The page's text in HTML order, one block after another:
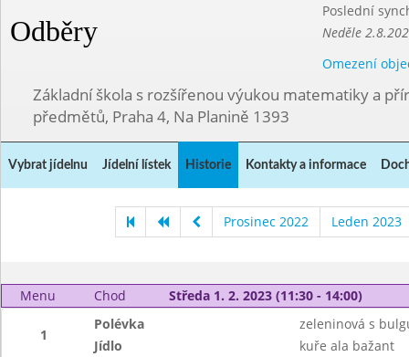
Odběry
Poslední
Neděle
Omezení
Základní škola s rozšířenou výukou matematiky a
předmětů, Praha 4, Na Planině 1393
Vybrat jídelnu Jídelní lístek Historie Kontakty a informace
Prosinec 2022 Leden 2023
Menu Chod Středa 1. 2. 2023 (11:30 - 14:00)
1
Polévka
zeleninová s
Jídlo
kuře ala bažant